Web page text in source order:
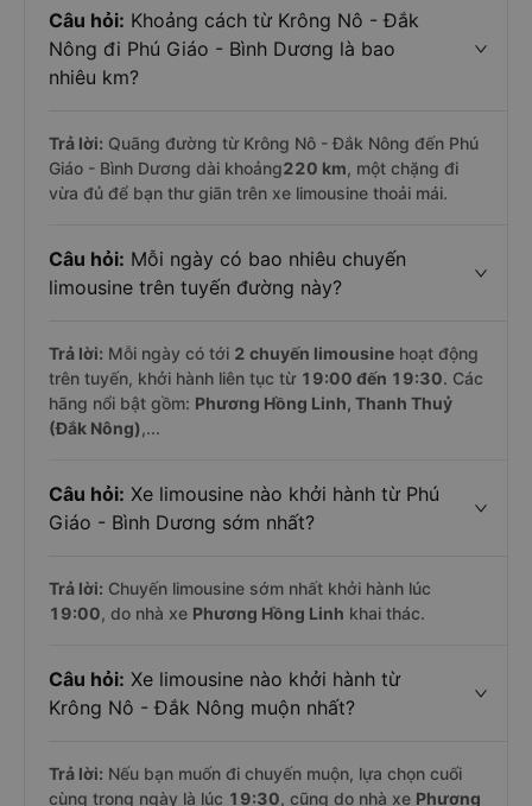
Câu hỏi: Khoảng cách từ Krông Nô - Đắk
Nông đi Phú Giáo - Bình Dương là bao
nhiêu km?
Trả lời: Quãng đường từ Krông Nô - Đắk Nông đến Phú
Giáo - Bình Dương dài khoảng220 km, một chặng đi
vừa đủ để bạn thư giãn trên xe limousine thoải mái.
Câu hỏi: Mỗi ngày có bao nhiêu chuyến
limousine trên tuyến đường này?
Trả lời: Mỗi ngày có tới 2 chuyến limousine hoạt động
trên tuyến, khởi hành liên tục từ 19:00 đến 19:30. Các
hãng nổi bật gồm: Phương Hồng Linh, Thanh Thuỷ
(Đắk Nông),...
Câu hỏi: Xe limousine nào khởi hành từ Phú
Giáo - Bình Dương sớm nhất?
Trả lời: Chuyến limousine sớm nhất khởi hành lúc
19:00, do nhà xe Phương Hồng Linh khai thác.
Câu hỏi: Xe limousine nào khởi hành từ
Krông Nô - Đắk Nông muộn nhất?
Trả lời: Nếu bạn muốn đi chuyến muộn, lựa chọn cuối
cùng trong ngày là lúc 19:30, cũng do nhà xe Phương